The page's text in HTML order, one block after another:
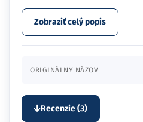
Zobraziť celý popis
ORIGINÁLNY NÁZOV
Recenzie (3)